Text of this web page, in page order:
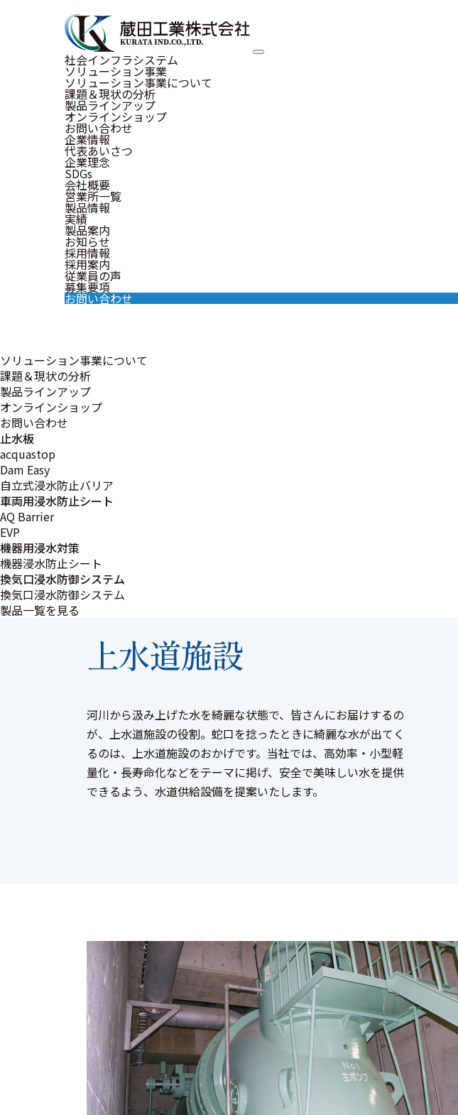
社会インフラシステム
ソリューション事業
ソリューション事業について
課題＆現状の分析
製品ラインアップ
オンラインショップ
お問い合わせ
企業情報
代表あいさつ
企業理念
SDGs
会社概要
営業所一覧
製品情報
実績
製品案内
お知らせ
採用情報
採用案内
従業員の声
募集要項
お問い合わせ
ソリューション事業について
課題＆現状の分析
製品ラインアップ
オンラインショップ
お問い合わせ
止水板
acquastop
Dam Easy
自立式浸水防止バリア
車両用浸水防止シート
AQ Barrier
EVP
機器用浸水対策
機器浸水防止シート
換気口浸水防御システム
換気口浸水防御システム
製品一覧を見る
Social system
上水道施設
河川から汲み上げた水を綺麗な状態で、皆さんにお届けするの
が、上水道施設の役割。蛇口を捻ったときに綺麗な水が出てく
るのは、上水道施設のおかげです。当社では、高効率・小型軽
量化・長寿命化などをテーマに掲げ、安全で美味しい水を提供
できるよう、水道供給設備を提案いたします。